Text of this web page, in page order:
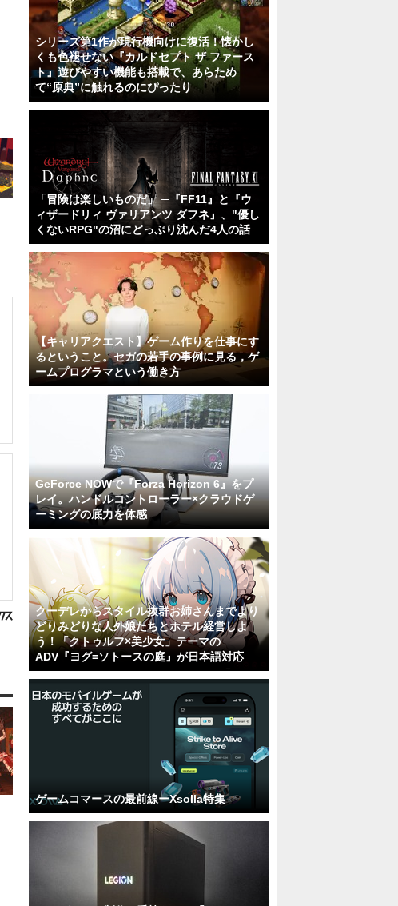
シリーズ第1作が現行機向けに復活！懐かし
くも色褪せない『カルドセプト ザ ファース
ト』遊びやすい機能も搭載で、あらため
て“原典”に触れるのにぴったり
「冒険は楽しいものだ」 ─『FF11』と『ウ
ィザードリィ ヴァリアンツ ダフネ』、"優し
くないRPG"の沼にどっぷり沈んだ4人の話
【キャリアクエスト】ゲーム作りを仕事にす
るということ。セガの若手の事例に見る，ゲ
ームプログラマという働き方
GeForce NOWで『Forza Horizon 6』をプ
レイ。ハンドルコントローラー×クラウドゲ
ーミングの底力を体感
クーデレからスタイル抜群お姉さんまでより
どりみどりな人外娘たちとホテル経営しよ
う！「クトゥルフ×美少女」テーマの
ADV『ヨグ=ソトースの庭』が日本語対応
ゲームコマースの最前線ーXsolla特集